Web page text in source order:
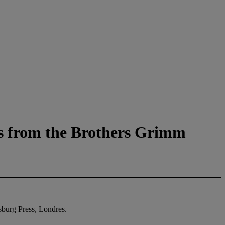
from the Brothers Grimm
Press, Londres.